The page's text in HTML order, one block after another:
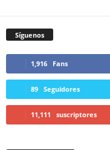
Síguenos
1,916 Fans
89 Seguidores
11,111 suscriptores